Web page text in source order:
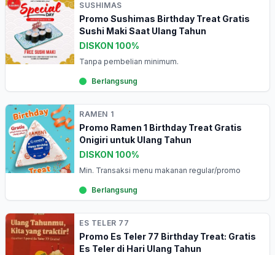
SUSHIMAS
Promo Sushimas Birthday Treat Gratis
Sushi Maki Saat Ulang Tahun
DISKON 100%
Tanpa pembelian minimum.
Berlangsung
RAMEN 1
Promo Ramen 1 Birthday Treat Gratis
Onigiri untuk Ulang Tahun
DISKON 100%
Min. Transaksi menu makanan regular/promo
Berlangsung
ES TELER 77
Promo Es Teler 77 Birthday Treat: Gratis
Es Teler di Hari Ulang Tahun